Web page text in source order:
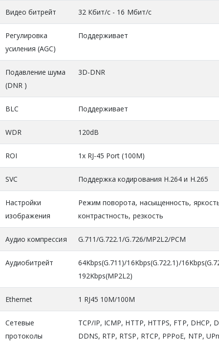
Видео битрейт 32 Кбит/с - 16 Mбит/с
Регулировка
усиления (AGC)
Поддерживает
Подавление шума
(DNR )
3D-DNR
BLC Поддерживает
WDR 120dB
ROI 1x RJ-45 Port (100M)
SVC Поддержка кодирования H.264 и H.265
Настройки
изображения
Режим поворота, насыщенность,
контрастность, резкость
Аудио компрессия G.711/G.722.1/G.726/MP2L2/PCM
Аудиобитрейт
64Kbps(G.711)/16Kbps(G.722.1)/
192Kbps(MP2L2)
Ethernet 1 RJ45 10M/100M
Сетевые
протоколы
TCP/IP, ICMP, HTTP, HTTPS, FTP, DHCP,
DDNS, RTP, RTSP, RTCP, PPPoE, NTP,